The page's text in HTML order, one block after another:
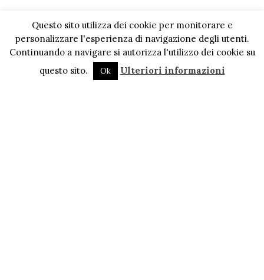
Questo sito utilizza dei cookie per monitorare e
personalizzare l'esperienza di navigazione degli utenti.
Continuando a navigare si autorizza l'utilizzo dei cookie su
questo sito.
Ok Ulteriori informazioni